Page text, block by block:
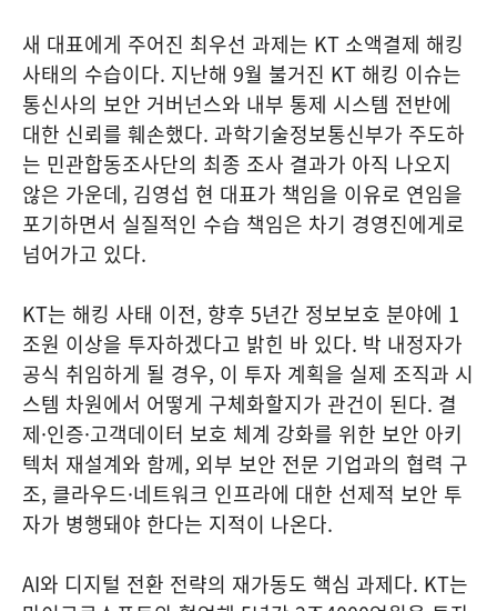
새 대표에게 주어진 최우선 과제는 KT 소액결제 해킹
사태의 수습이다. 지난해 9월 불거진 KT 해킹 이슈는
통신사의 보안 거버넌스와 내부 통제 시스템 전반에
대한 신뢰를 훼손했다. 과학기술정보통신부가 주도하
는 민관합동조사단의 최종 조사 결과가 아직 나오지
않은 가운데, 김영섭 현 대표가 책임을 이유로 연임을
포기하면서 실질적인 수습 책임은 차기 경영진에게로
넘어가고 있다.
KT는 해킹 사태 이전, 향후 5년간 정보보호 분야에 1
조원 이상을 투자하겠다고 밝힌 바 있다. 박 내정자가
공식 취임하게 될 경우, 이 투자 계획을 실제 조직과 시
스템 차원에서 어떻게 구체화할지가 관건이 된다. 결
제·인증·고객데이터 보호 체계 강화를 위한 보안 아키
텍처 재설계와 함께, 외부 보안 전문 기업과의 협력 구
조, 클라우드·네트워크 인프라에 대한 선제적 보안 투
자가 병행돼야 한다는 지적이 나온다.
AI와 디지털 전환 전략의 재가동도 핵심 과제다. KT는